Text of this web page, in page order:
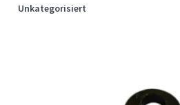
Unkategorisiert